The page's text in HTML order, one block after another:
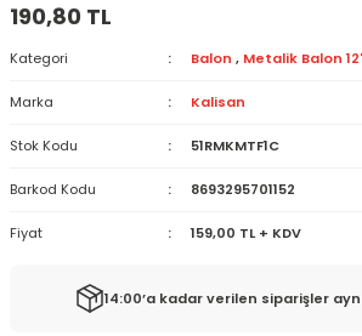
190,80 TL
Kategori Balon , Metalik Balon
Marka Kalisan
Stok Kodu 51RMKMTF1C
Barkod Kodu 8693295701152
Fiyat 159,00 TL + KDV
14:00’a kadar verilen siparişler